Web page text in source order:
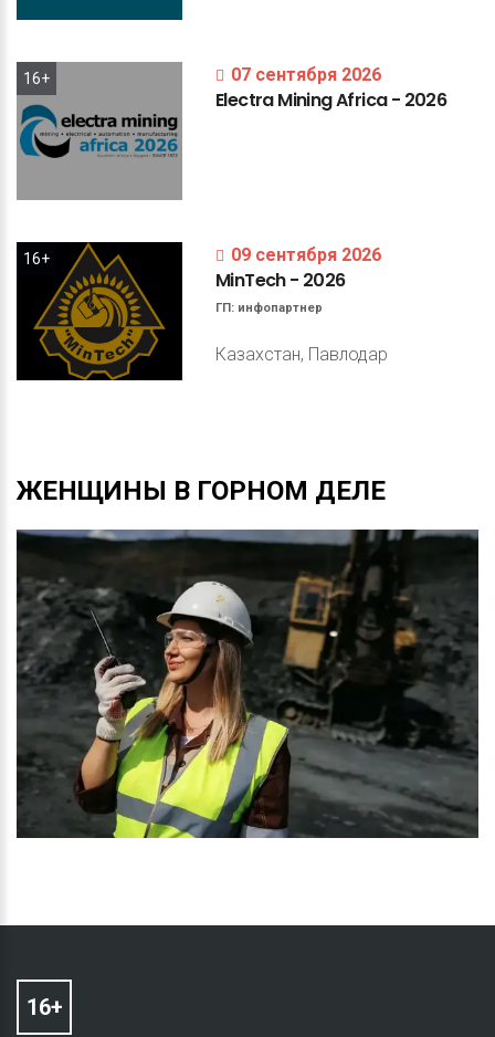
16+ 07 сентября 2026
ElectraMiningAfrica- 2026
16+ 09 сентября 2026
MinTech- 2026
ГП: инфопартнер
Казахстан, Павлодар
ЖЕНЩИНЫ В ГОРНОМ ДЕЛЕ